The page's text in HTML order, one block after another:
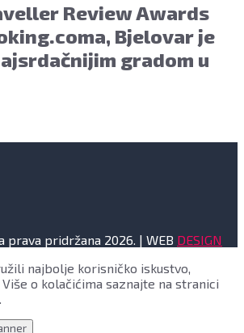
Review Awards
Bjelovar je
gradom u
prava pridržana 2026. | WEB DESIGN
najbolje korisničko iskustvo,
o kolačićima saznajte na stranici
.